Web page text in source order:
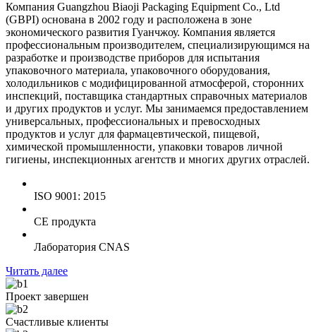
Компания Guangzhou Biaoji Packaging Equipment Co., Ltd
(GBPI) основана в 2002 году и расположена в зоне
экономического развития Гуанчжоу. Компания является
профессиональным производителем, специализирующимся на
разработке и производстве приборов для испытания
упаковочного материала, упаковочного оборудования,
холодильников с модифицированной атмосферой, сторонних
инспекций, поставщика стандартных справочных материалов
и других продуктов и услуг. Мы занимаемся предоставлением
универсальных, профессиональных и превосходных
продуктов и услуг для фармацевтической, пищевой,
химической промышленности, упаковки товаров личной
гигиены, инспекционных агентств и многих других отраслей.
ISO 9001: 2015
CE продукта
Лаборатория CNAS
Читать далее
Проект завершен
Счастливые клиенты